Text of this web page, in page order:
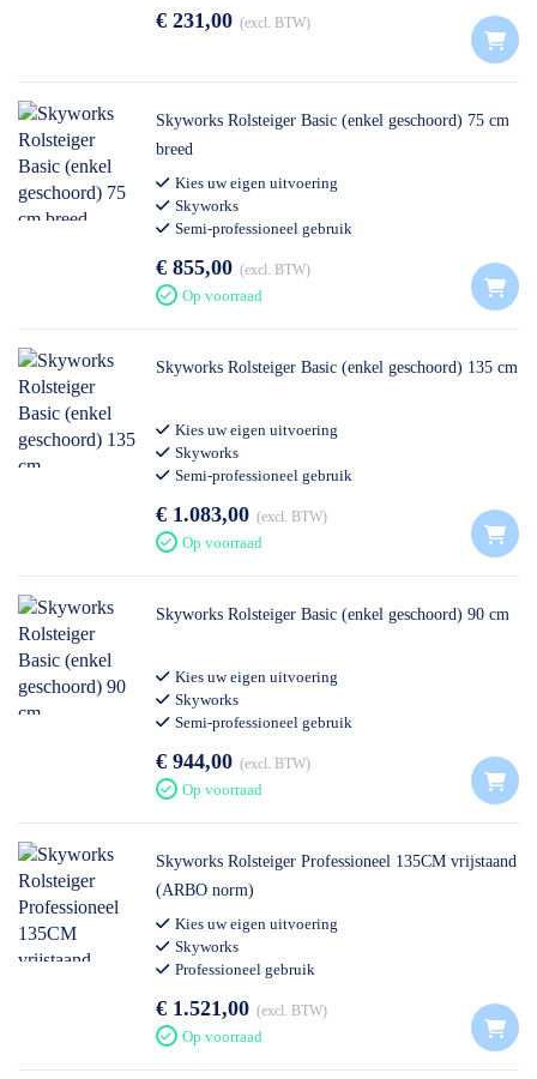
€ 231,00 excl. BTW
Skyworks Rolsteiger Basic (enkel geschoord) 75 cm
breed
Kies uw eigen uitvoering
Skyworks
Semi-professioneel gebruik
€ 855,00 excl. BTW
Op voorraad
Skyworks Rolsteiger Basic (enkel geschoord) 135 cm
Kies uw eigen uitvoering
Skyworks
Semi-professioneel gebruik
€ 1.083,00 excl. BTW
Op voorraad
Skyworks Rolsteiger Basic (enkel geschoord) 90 cm
Kies uw eigen uitvoering
Skyworks
Semi-professioneel gebruik
€ 944,00 excl. BTW
Op voorraad
Skyworks Rolsteiger Professioneel 135CM vrijstaand
(ARBO norm)
Kies uw eigen uitvoering
Skyworks
Professioneel gebruik
€ 1.521,00 excl. BTW
Op voorraad